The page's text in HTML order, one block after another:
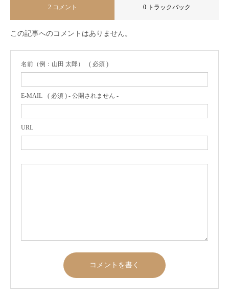
2 コメント 0 トラックバック
この記事へのコメントはありません。
名前（例：山田 太郎） ( 必須 )
E-MAIL ( 必須 ) - 公開されません -
URL